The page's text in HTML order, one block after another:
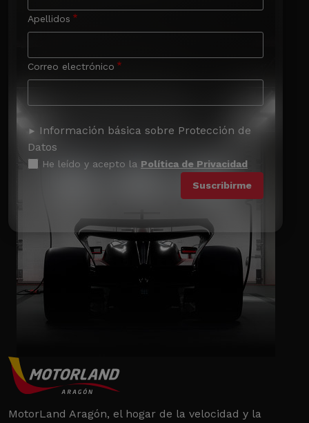
Apellidos
Correo electrónico
Información básica sobre Protección de
Datos
He leído y acepto la Política de Privacidad
MotorLand Aragón, el hogar de la velocidad y la